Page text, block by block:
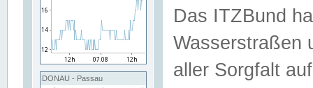
DONAU - Passau
Das ITZBund
Wasserstraßen
aller Sorgfalt